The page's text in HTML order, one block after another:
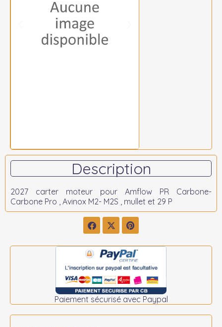
Description
2027 carter moteur pour Amflow PR Carbone-
Carbone Pro , Avinox M2- M2S , mullet et 29 P
Paiement sécurisé avec Paypal